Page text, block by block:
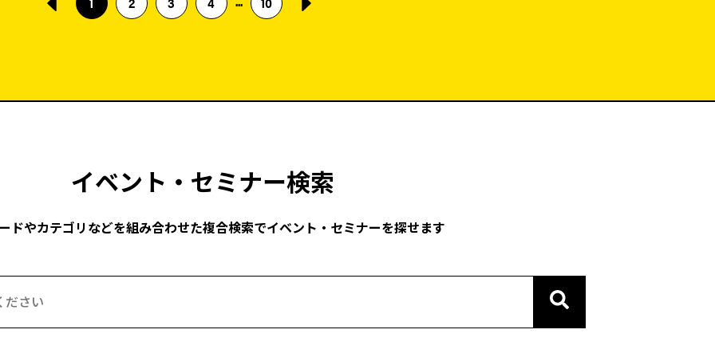
イベント・セミナー検索
ドやカテゴリなどを組み合わせた複合検索でイベント・セミナーを探せます